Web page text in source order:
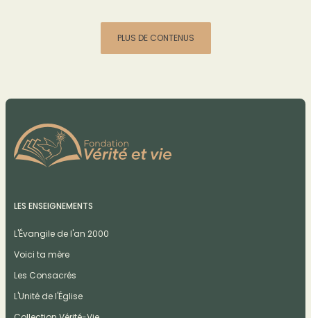
PLUS DE CONTENUS
LES ENSEIGNEMENTS
L'Évangile de l'an 2000
Voici ta mère
Les Consacrés
L'Unité de l'Église